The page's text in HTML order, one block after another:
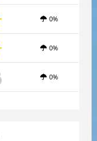
0%
0%
0%